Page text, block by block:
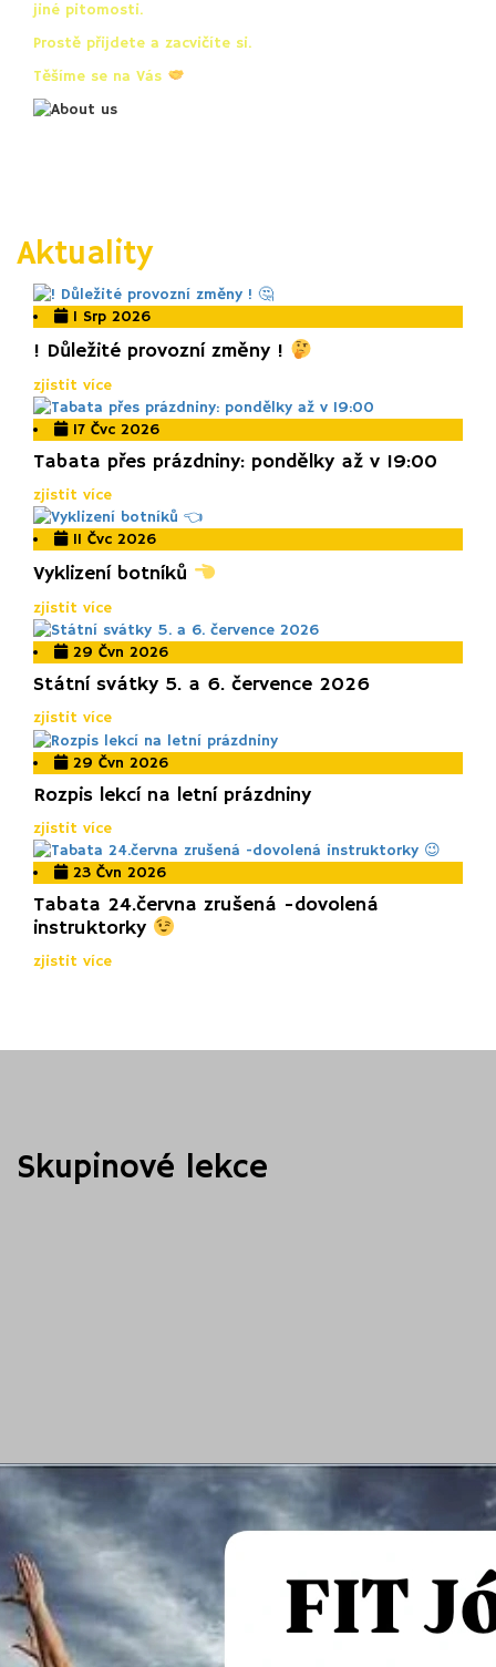
jiné pitomosti.
Prostě přijdete a zacvičíte si.
Těšíme se na Vás
Aktuality
1 Srp 2026
! Důležité provozní změny !
zjistit více
17 Čvc 2026
Tabata přes prázdniny: pondělky až v 19:00
zjistit více
11 Čvc 2026
Vyklizení botníků
zjistit více
29 Čvn 2026
Státní svátky 5. a 6. července 2026
zjistit více
29 Čvn 2026
Rozpis lekcí na letní prázdniny
zjistit více
23 Čvn 2026
Tabata 24.června zrušená -dovolená
instruktorky
zjistit více
Skupinové lekce